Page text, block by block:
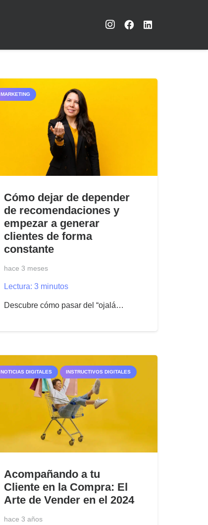
MARKETING
Cómo dejar de depender
de recomendaciones y
empezar a generar
clientes de forma
constante
hace 3 meses
Lectura: 3 minutos
Descubre cómo pasar del “ojalá…
NOTICIAS DIGITALES INSTRUCTIVOS DIGITALES
Acompañando a tu
Cliente en la Compra: El
Arte de Vender en el 2024
hace 3 años